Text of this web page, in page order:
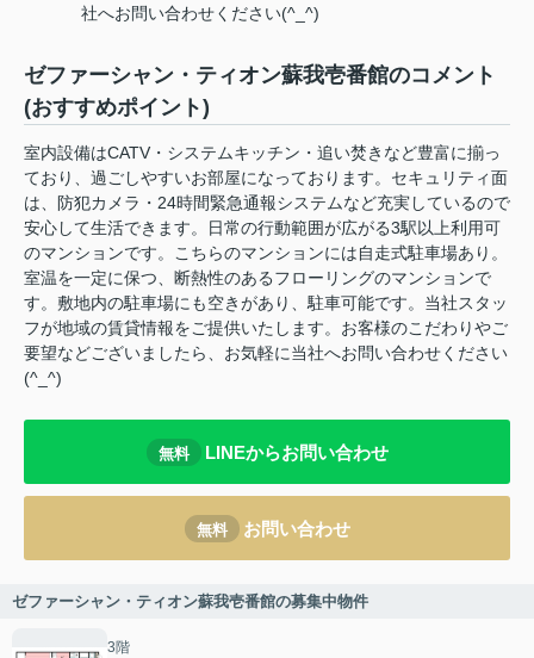
社へお問い合わせください(^_^)
ゼファーシャン・ティオン蘇我壱番館のコメント
(おすすめポイント)
室内設備はCATV・システムキッチン・追い焚きなど豊富に揃っ
ており、過ごしやすいお部屋になっております。セキュリティ面
は、防犯カメラ・24時間緊急通報システムなど充実しているので
安心して生活できます。日常の行動範囲が広がる3駅以上利用可
のマンションです。こちらのマンションには自走式駐車場あり。
室温を一定に保つ、断熱性のあるフローリングのマンションで
す。敷地内の駐車場にも空きがあり、駐車可能です。当社スタッ
フが地域の賃貸情報をご提供いたします。お客様のこだわりやご
要望などございましたら、お気軽に当社へお問い合わせください
(^_^)
無料 LINEからお問い合わせ
無料 お問い合わせ
ゼファーシャン・ティオン蘇我壱番館の募集中物件
3階